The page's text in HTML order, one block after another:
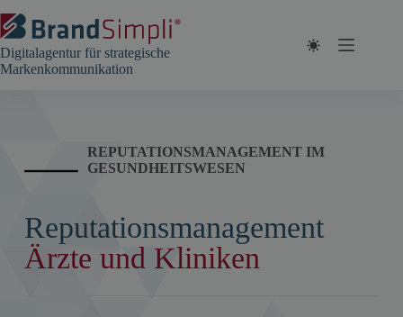
Inhalt
springen
Digitalagentur für strategische
Markenkommunikation
REPUTATIONSMANAGEMENT IM
GESUNDHEITSWESEN
Reputationsmanagement
Ärzte und Kliniken